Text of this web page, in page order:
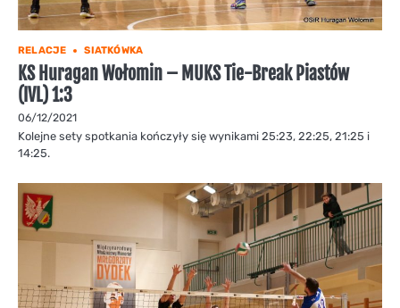
RELACJE SIATKÓWKA
KS Huragan Wołomin – MUKS Tie-Break Piastów
(IVL) 1:3
06/12/2021
Kolejne sety spotkania kończyły się wynikami 25:23, 22:25, 21:25 i
14:25.